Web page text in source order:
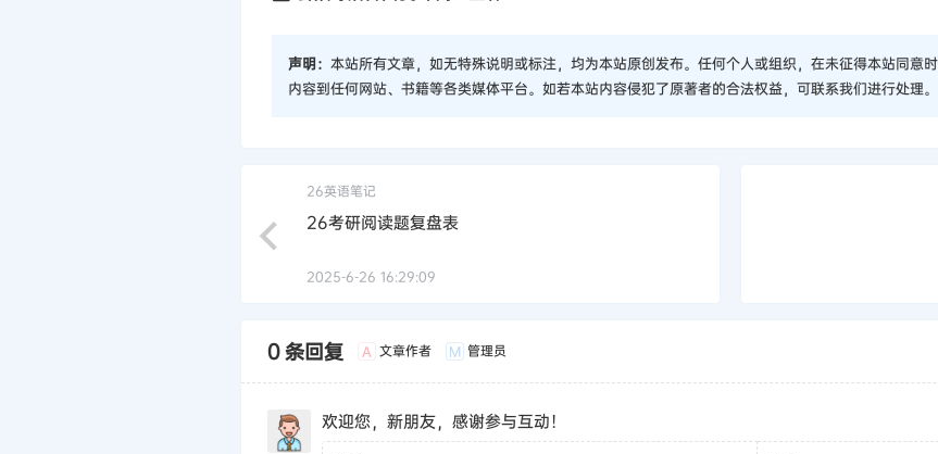
声明： 本站所有文章，如无特殊说明或标注，均为本站原创发布。任何个人或组织，在未征得本站同意
内容到任何网站、书籍等各类媒体平台。如若本站内容侵犯了原著者的合法权益，可联系我们进行处理。
26英语笔记
26考研阅读题复盘表
2025-6-26 16:29:09
0 条回复 A 文章作者 M 管理员
欢迎您，新朋友，感谢参与互动！